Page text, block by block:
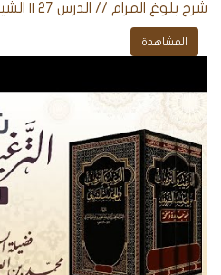
شرح بلوغ المرام // الدرس 27 || الشيخ عبد القادر دراري
المشاهدة